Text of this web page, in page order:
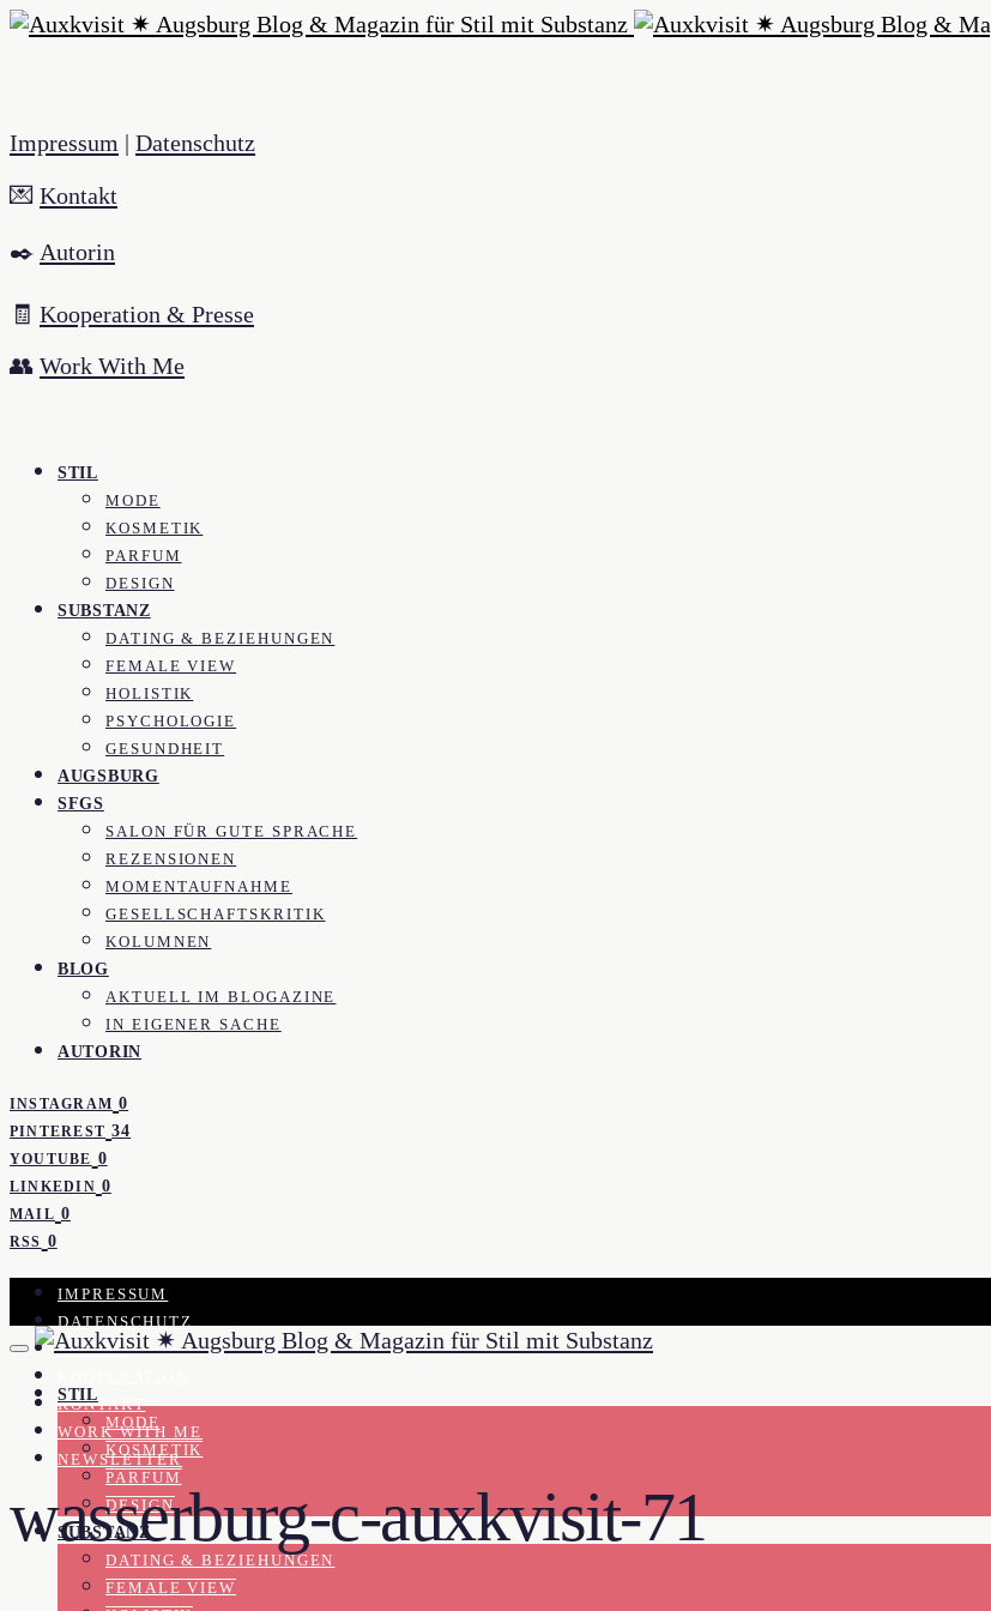
Impressum | Datenschutz
💌 Kontakt
✒️ Autorin
🧾 Kooperation & Presse
👥 Work With Me
STIL
MODE
KOSMETIK
PARFUM
DESIGN
SUBSTANZ
DATING & BEZIEHUNGEN
FEMALE VIEW
HOLISTIK
PSYCHOLOGIE
GESUNDHEIT
AUGSBURG
SFGS
SALON FÜR GUTE SPRACHE
REZENSIONEN
MOMENTAUFNAHME
GESELLSCHAFTSKRITIK
KOLUMNEN
BLOG
AKTUELL IM BLOGAZINE
IN EIGENER SACHE
AUTORIN
INSTAGRAM 0
PINTEREST 34
YOUTUBE 0
LINKEDIN 0
MAIL 0
RSS 0
IMPRESSUM
DATENSCHUTZ
PRESSE
KONTAKT
WORK WITH ME
NEWSLETTER
STIL
MODE
KOSMETIK
PARFUM
DESIGN
SUBSTANZ
DATING & BEZIEHUNGEN
FEMALE VIEW
wasserburg-c-auxkvisit-71